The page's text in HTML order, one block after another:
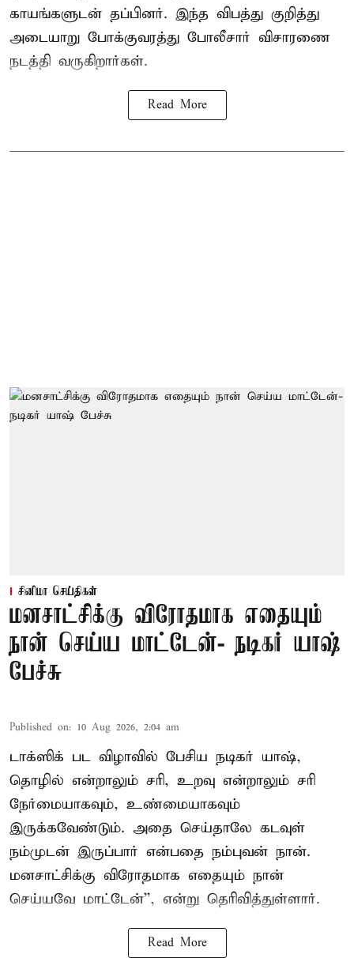
காயங்களுடன் தப்பினர். இந்த விபத்து குறித்து
அடையாறு போக்குவரத்து போலீசார் விசாரணை
நடத்தி வருகிறார்கள்.
Read More
சினிமா செய்திகள்
மனசாட்சிக்கு விரோதமாக எதையும்
நான் செய்ய மாட்டேன்- நடிகர் யாஷ்
பேச்சு
Published on: 10 Aug 2026, 2:04 am
டாக்ஸிக் பட விழாவில் பேசிய நடிகர் யாஷ்,
தொழில் என்றாலும் சரி, உறவு என்றாலும் சரி
நேர்மையாகவும், உண்மையாகவும்
இருக்கவேண்டும். அதை செய்தாலே கடவுள்
நம்முடன் இருப்பார் என்பதை நம்புவன் நான்.
மனசாட்சிக்கு விரோதமாக எதையும் நான்
செய்யவே மாட்டேன்'', என்று தெரிவித்துள்ளார்.
Read More